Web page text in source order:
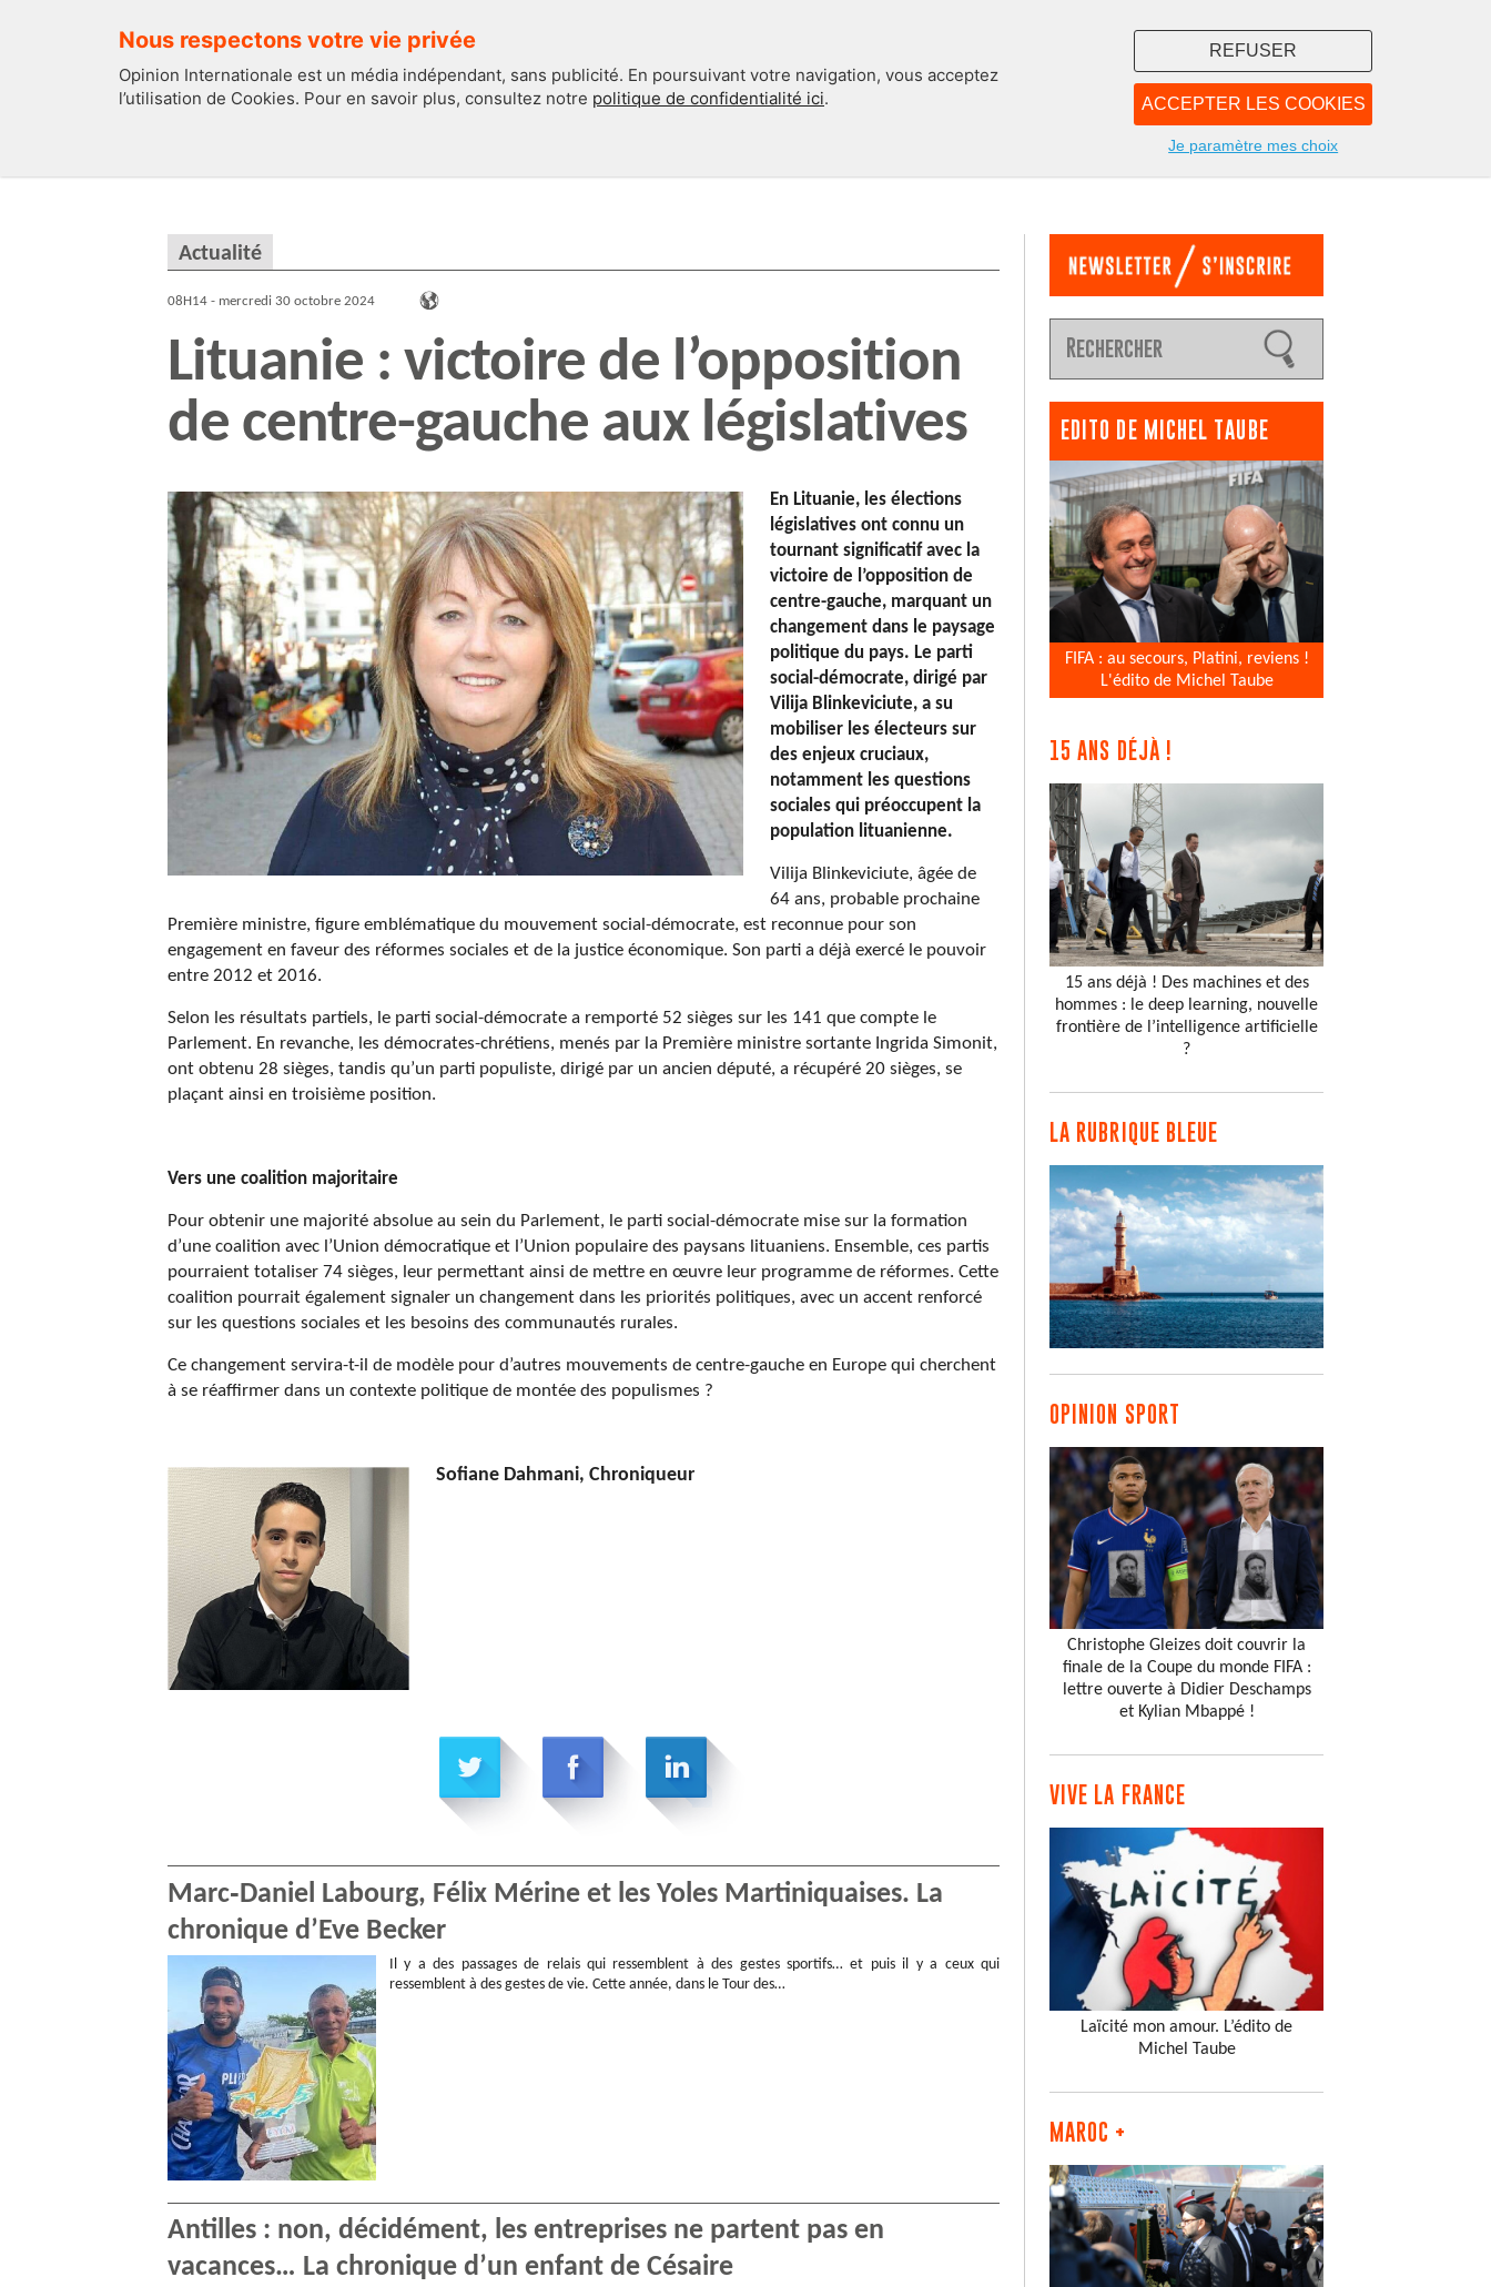
Nous respectons votre vie privée
Opinion Internationale est un média indépendant, sans publicité. En poursuivant votre navigation, vous acceptez
l’utilisation de Cookies. Pour en savoir plus, consultez notre politique de confidentialité ici. ACCEPTER LES COOKIES
REFUSER
Je paramètre mes choix
NOUS
Actualité
08H14 - mercredi 30 octobre 2024
Lituanie : victoire de l’opposition
de centre-gauche aux législatives
En Lituanie, les élections
législatives ont connu un
tournant significatif avec la
victoire de l’opposition de
centre-gauche, marquant un
changement dans le paysage
politique du pays. Le parti
social-démocrate, dirigé par
Vilija Blinkeviciute, a su
mobiliser les électeurs sur
des enjeux cruciaux,
notamment les questions
sociales qui préoccupent la
population lituanienne.
Vilija Blinkeviciute, âgée de
64 ans, probable prochaine
Première ministre, figure emblématique du mouvement social-démocrate, est reconnue pour son
engagement en faveur des réformes sociales et de la justice économique. Son parti a déjà exercé le pouvoir
entre 2012 et 2016.
Selon les résultats partiels, le parti social-démocrate a remporté 52 sièges sur les 141 que compte le
Parlement. En revanche, les démocrates-chrétiens, menés par la Première ministre sortante Ingrida Simonit,
ont obtenu 28 sièges, tandis qu’un parti populiste, dirigé par un ancien député, a récupéré 20 sièges, se
plaçant ainsi en troisième position.
Vers une coalition majoritaire
Pour obtenir une majorité absolue au sein du Parlement, le parti social-démocrate mise sur la formation
d’une coalition avec l’Union démocratique et l’Union populaire des paysans lituaniens. Ensemble, ces partis
pourraient totaliser 74 sièges, leur permettant ainsi de mettre en œuvre leur programme de réformes. Cette
coalition pourrait également signaler un changement dans les priorités politiques, avec un accent renforcé
sur les questions sociales et les besoins des communautés rurales.
Ce changement servira-t-il de modèle pour d’autres mouvements de centre-gauche en Europe qui cherchent
à se réaffirmer dans un contexte politique de montée des populismes ?
Sofiane Dahmani, Chroniqueur
Marc‑Daniel Labourg, Félix Mérine et les Yoles Martiniquaises. La
chronique d’Eve Becker
Il y a des passages de relais qui ressemblent à des gestes sportifs… et puis il y a ceux qui
ressemblent à des gestes de vie. Cette année, dans le Tour des…
Antilles : non, décidément, les entreprises ne partent pas en
vacances… La chronique d’un enfant de Césaire
EDITO DE MICHEL TAUBE
FIFA : au secours, Platini, reviens !
L'édito de Michel Taube
15 ANS DÉJÀ !
15 ans déjà ! Des machines et des
hommes : le deep learning, nouvelle
frontière de l’intelligence artificielle
?
LA RUBRIQUE BLEUE
OPINION SPORT
Christophe Gleizes doit couvrir la
finale de la Coupe du monde FIFA :
lettre ouverte à Didier Deschamps
et Kylian Mbappé !
VIVE LA FRANCE
Laïcité mon amour. L’édito de
Michel Taube
MAROC +